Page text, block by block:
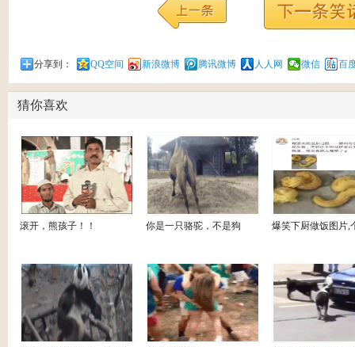
分享到： QQ空间 新浪微博 腾讯微博 人人网 微信 百
猜你喜欢
滚开，熊孩子！！ 你是一只骆驼，不是狗 爆笑下厨做饭图片,